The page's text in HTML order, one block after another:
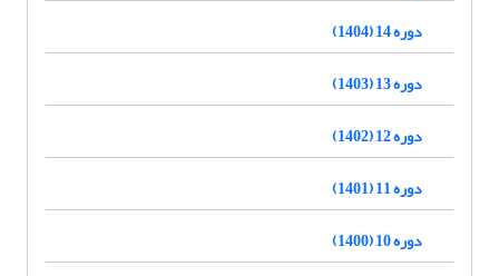
دوره 14 (1404)
دوره 13 (1403)
دوره 12 (1402)
دوره 11 (1401)
دوره 10 (1400)